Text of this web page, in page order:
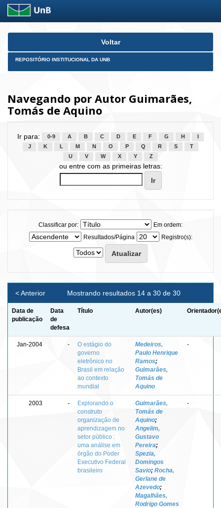
Skip
Voltar
REPOSITÓRIO INSTITUCIONAL DA UNB
Navegando por Autor Guimarães,
Tomás de Aquino
Ir para: 0-9 A B C D E F G H
J
K L M N O P Q R S
T
U
V W X Y Z
ou entre com as primeiras letras:
Classificar por:
Em ordem:
Resultados/Página
Registro(s):
Mostrando resultados 14 a 30 de 30
< Anterior
Data de
publicação
Data
de
defesa
Título Autor(es)
Jan-2004 -
O estágio do
governo
eletrônico no
Brasil em relação
ao contexto
mundial
Medeiros,
Paulo Henrique
Ramos;
Guimarães,
Tomás de
Aquino
-
2003 -
Explorando o
construto
organização de
aprendizagem no
setor público :
uma análise em
órgão do Poder
Executivo Federal
brasileiro
Guimarães,
Tomás de
Aquino;
Angelim,
Gustavo
Pereira;
Spezia,
Domingos
Savio; Rocha,
Gerlane de
Azevedo;
Magalhães,
Rodrigo Gomes
-